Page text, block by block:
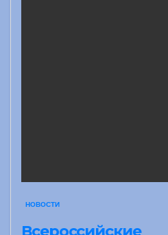
НОВОСТИ
Всероссийские